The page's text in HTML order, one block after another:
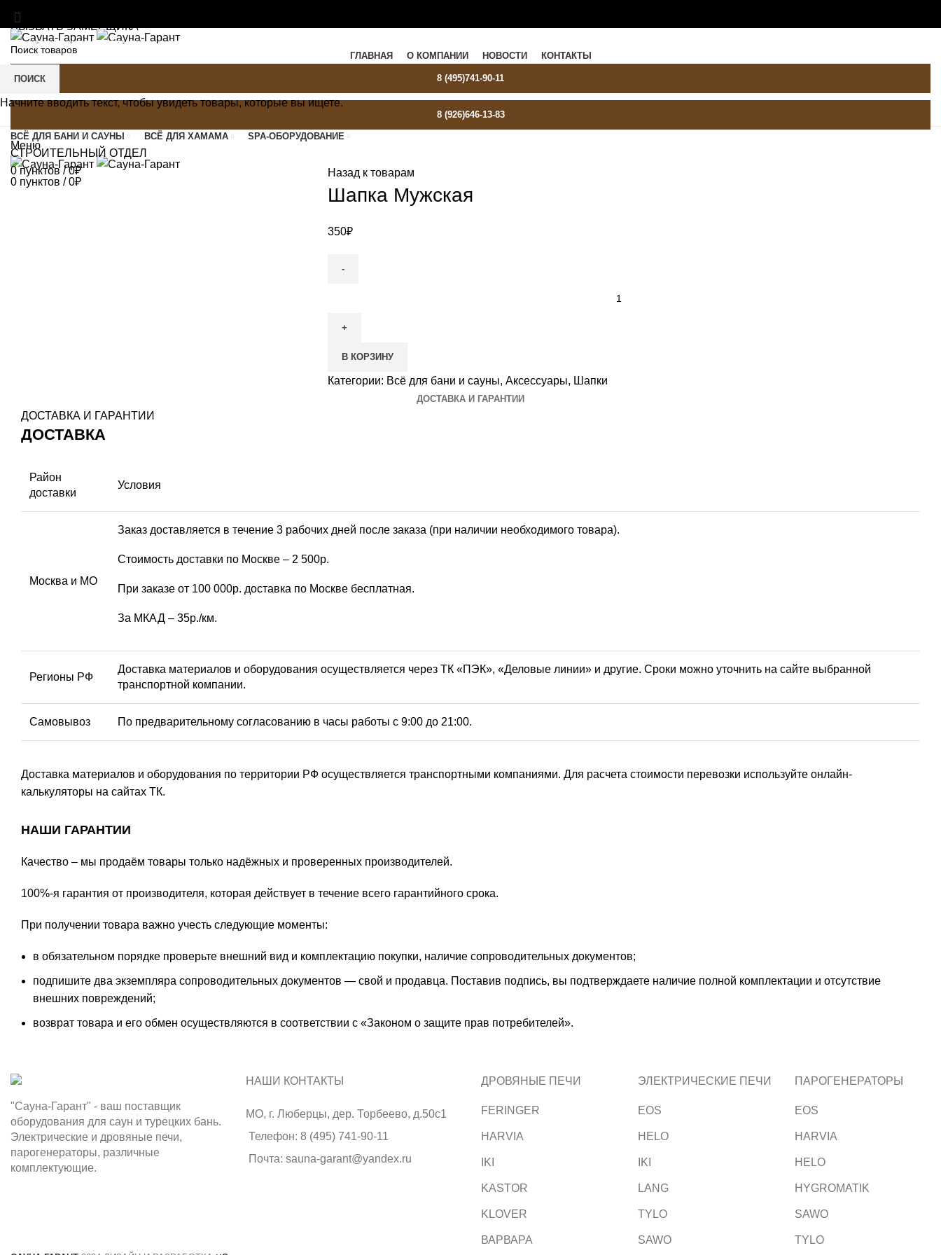
ВЫЗВАТЬ ЗАМЕРЩИКА
SAUNA-GARANT@YANDEX.RU
C 9:00 ДО 21:00
ГЛАВНАЯ
О КОМПАНИИ НОВОСТИ КОНТАКТЫ
8 (495)741-90-11
8 (926)646-13-83
Меню
0 пунктов / 0₽
ВСЁ ДЛЯ БАНИ И САУНЫ ВСЁ ДЛЯ ХАМАМА SPA-ОБОРУДОВАНИЕ
СТРОИТЕЛЬНЫЙ ОТДЕЛ
0пунктов / 0₽ Назад к товарам
Шапка Мужская
350₽
Шапка
В КОРЗИНУ
Категории: Всё для бани и сауны, Аксессуары, Шапки
ДОСТАВКА И ГАРАНТИИ
ДОСТАВКА И ГАРАНТИИ
ДОСТАВКА
Район
доставки
Условия
Москва и МО
Заказ доставляется в течение 3 рабочих дней после заказа (при наличии необходимого товара).
Стоимость доставки по Москве – 2 500р.
При заказе от 100 000р. доставка по Москве бесплатная.
За МКАД – 35р./км.
Регионы РФ
Доставка материалов и оборудования осуществляется через ТК «ПЭК», «Деловые линии» и другие. Сроки можно уточнить на сайте выбранной
транспортной компании.
Самовывоз По предварительному согласованию в часы работы с 9:00 до 21:00.
Доставка материалов и оборудования по территории РФ осуществляется транспортными компаниями. Для расчета стоимости перевозки используйте онлайн-
калькуляторы на сайтах ТК.
НАШИ ГАРАНТИИ
Качество – мы продаём товары только надёжных и проверенных производителей.
100%-я гарантия от производителя, которая действует в течение всего гарантийного срока.
При получении товара важно учесть следующие моменты:
в обязательном порядке проверьте внешний вид и комплектацию покупки, наличие сопроводительных документов;
подпишите два экземпляра сопроводительных документов — свой и продавца. Поставив подпись, вы подтверждаете наличие полной комплектации и отсутствие
внешних повреждений;
возврат товара и его обмен осуществляются в соответствии с «Законом о защите прав потребителей».
"Сауна-Гарант" - ваш поставщик
оборудования для саун и турецких бань.
Электрические и дровяные печи,
парогенераторы, различные
комплектующие.
НАШИ КОНТАКТЫ
МО, г. Люберцы, дер. Торбеево, д.50с1
Телефон: 8 (495) 741-90-11
Почта: sauna-garant@yandex.ru
ДРОВЯНЫЕ ПЕЧИ
FERINGER
HARVIA
IKI
KASTOR
KLOVER
ВАРВАРА
ЭЛЕКТРИЧЕСКИЕ ПЕЧИ
EOS
HELO
IKI
LANG
TYLO
SAWO
ПАРОГЕНЕРАТОРЫ
EOS
HARVIA
HELO
HYGROMATIK
SAWO
TYLO
ПОИСК
Начните вводить текст, чтобы увидеть товары, которые вы ищете.